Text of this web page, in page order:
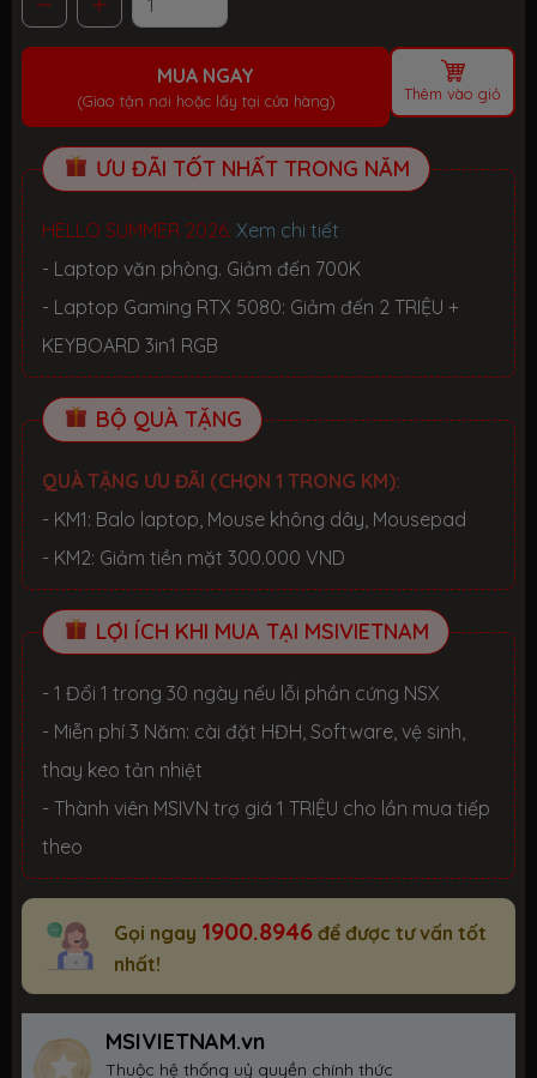
MUA NGAY
(Giao tận nơi hoặc lấy tại cửa hàng) Thêm vào giỏ
ƯU ĐÃI TỐT NHẤT TRONG NĂM
HELLO SUMMER 2026. Xem chi tiết
- Laptop văn phòng. Giảm đến 700K
- Laptop Gaming RTX 5080: Giảm đến 2 TRIỆU +
KEYBOARD 3in1 RGB
BỘ QUÀ TẶNG
QUÀ TẶNG ƯU ĐÃI (CHỌN 1 TRONG KM):
- KM1: Balo laptop, Mouse không dây, Mousepad
- KM2: Giảm tiền mặt 300.000 VND
LỢI ÍCH KHI MUA TẠI MSIVIETNAM
- 1 Đổi 1 trong 30 ngày nếu lỗi phần cứng NSX
- Miễn phí 3 Năm: cài đặt HĐH, Software, vệ sinh,
thay keo tản nhiệt
- Thành viên MSIVN trợ giá 1 TRIỆU cho lần mua tiếp
theo
Gọi ngay 1900.8946 để được tư vấn tốt
nhất!
MSIVIETNAM.vn
Thuộc hệ thống uỷ quyền chính thức